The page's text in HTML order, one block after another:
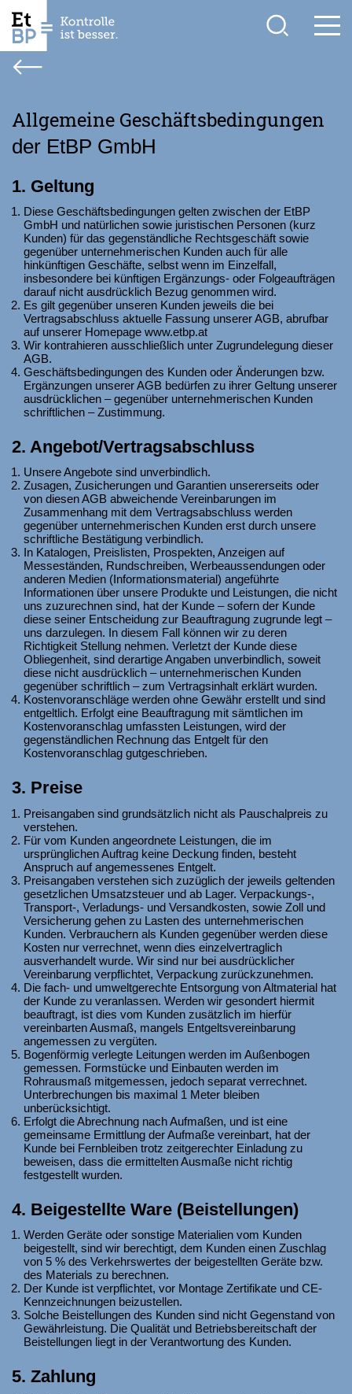
Allgemeine Geschäftsbedingungen
der EtBP GmbH
1. Geltung
Diese Geschäftsbedingungen gelten zwischen der EtBP
GmbH und natürlichen sowie juristischen Personen (kurz
Kunden) für das gegenständliche Rechtsgeschäft sowie
gegenüber unternehmerischen Kunden auch für alle
hinkünftigen Geschäfte, selbst wenn im Einzelfall,
insbesondere bei künftigen Ergänzungs- oder Folgeaufträgen
darauf nicht ausdrücklich Bezug genommen wird.
Es gilt gegenüber unseren Kunden jeweils die bei
Vertragsabschluss aktuelle Fassung unserer AGB, abrufbar
auf unserer Homepage www.etbp.at
Wir kontrahieren ausschließlich unter Zugrundelegung dieser
AGB.
Geschäftsbedingungen des Kunden oder Änderungen bzw.
Ergänzungen unserer AGB bedürfen zu ihrer Geltung unserer
ausdrücklichen – gegenüber unternehmerischen Kunden
schriftlichen – Zustimmung.
2. Angebot/Vertragsabschluss
Unsere Angebote sind unverbindlich.
Zusagen, Zusicherungen und Garantien unsererseits oder
von diesen AGB abweichende Vereinbarungen im
Zusammenhang mit dem Vertragsabschluss werden
gegenüber unternehmerischen Kunden erst durch unsere
schriftliche Bestätigung verbindlich.
In Katalogen, Preislisten, Prospekten, Anzeigen auf
Messeständen, Rundschreiben, Werbeaussendungen oder
anderen Medien (Informationsmaterial) angeführte
Informationen über unsere Produkte und Leistungen, die nicht
uns zuzurechnen sind, hat der Kunde – sofern der Kunde
diese seiner Entscheidung zur Beauftragung zugrunde legt –
uns darzulegen. In diesem Fall können wir zu deren
Richtigkeit Stellung nehmen. Verletzt der Kunde diese
Obliegenheit, sind derartige Angaben unverbindlich, soweit
diese nicht ausdrücklich – unternehmerischen Kunden
gegenüber schriftlich – zum Vertragsinhalt erklärt wurden.
Kostenvoranschläge werden ohne Gewähr erstellt und sind
entgeltlich. Erfolgt eine Beauftragung mit sämtlichen im
Kostenvoranschlag umfassten Leistungen, wird der
gegenständlichen Rechnung das Entgelt für den
Kostenvoranschlag gutgeschrieben.
3. Preise
Preisangaben sind grundsätzlich nicht als Pauschalpreis zu
verstehen.
Für vom Kunden angeordnete Leistungen, die im
ursprünglichen Auftrag keine Deckung finden, besteht
Anspruch auf angemessenes Entgelt.
Preisangaben verstehen sich zuzüglich der jeweils geltenden
gesetzlichen Umsatzsteuer und ab Lager. Verpackungs-,
Transport-, Verladungs- und Versandkosten, sowie Zoll und
Versicherung gehen zu Lasten des unternehmerischen
Kunden. Verbrauchern als Kunden gegenüber werden diese
Kosten nur verrechnet, wenn dies einzelvertraglich
ausverhandelt wurde. Wir sind nur bei ausdrücklicher
Vereinbarung verpflichtet, Verpackung zurückzunehmen.
Die fach- und umweltgerechte Entsorgung von Altmaterial hat
der Kunde zu veranlassen. Werden wir gesondert hiermit
beauftragt, ist dies vom Kunden zusätzlich im hierfür
vereinbarten Ausmaß, mangels Entgeltsvereinbarung
angemessen zu vergüten.
Bogenförmig verlegte Leitungen werden im Außenbogen
gemessen. Formstücke und Einbauten werden im
Rohrausmaß mitgemessen, jedoch separat verrechnet.
Unterbrechungen bis maximal 1 Meter bleiben
unberücksichtigt.
Erfolgt die Abrechnung nach Aufmaßen, und ist eine
gemeinsame Ermittlung der Aufmaße vereinbart, hat der
Kunde bei Fernbleiben trotz zeitgerechter Einladung zu
beweisen, dass die ermittelten Ausmaße nicht richtig
festgestellt wurden.
4. Beigestellte Ware (Beistellungen)
Werden Geräte oder sonstige Materialien vom Kunden
beigestellt, sind wir berechtigt, dem Kunden einen Zuschlag
von 5 % des Verkehrswertes der beigestellten Geräte bzw.
des Materials zu berechnen.
Der Kunde ist verpflichtet, vor Montage Zertifikate und CE-
Kennzeichnungen beizustellen.
Solche Beistellungen des Kunden sind nicht Gegenstand von
Gewährleistung. Die Qualität und Betriebsbereitschaft der
Beistellungen liegt in der Verantwortung des Kunden.
5. Zahlung